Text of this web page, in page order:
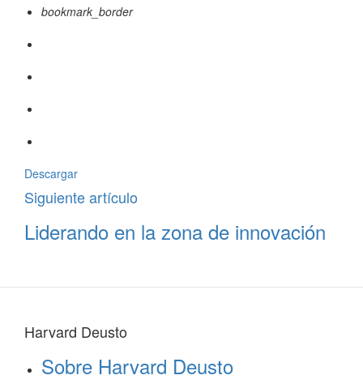
bookmark_border
Descargar
Siguiente artículo
Liderando en la zona de innovación
Harvard Deusto
Sobre Harvard Deusto